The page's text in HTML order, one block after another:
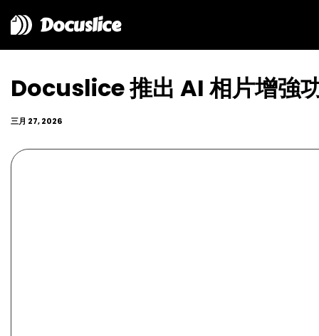
Docuslice
Docuslice 推出 AI 相片增強
三月 27, 2026